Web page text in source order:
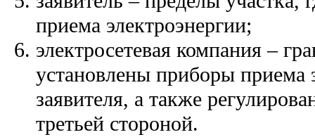
приема электроэнергии;
электросетевая компания –
установлены приборы приема
заявителя, а также
третьей стороной.